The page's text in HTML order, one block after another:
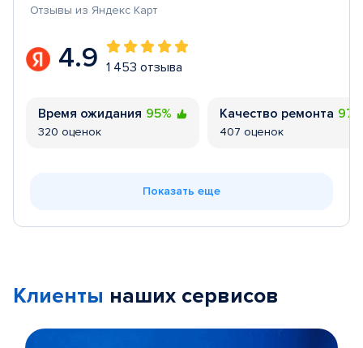
Отзывы из Яндекс Карт
4.9 1 453 отзыва
Время ожидания 95%
320 оценок
Качество ремонта
407 оценок
Показать еще
Клиенты наших сервисов